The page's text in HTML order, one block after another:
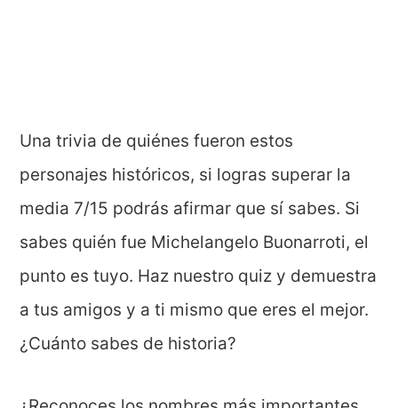
Una trivia de quiénes fueron estos
personajes históricos, si logras superar la
media 7/15 podrás afirmar que sí sabes. Si
sabes quién fue Michelangelo Buonarroti, el
punto es tuyo. Haz nuestro quiz y demuestra
a tus amigos y a ti mismo que eres el mejor.
¿Cuánto sabes de historia?